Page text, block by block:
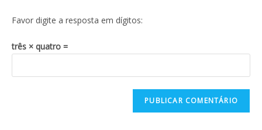
Favor digite a resposta em dígitos:
três × quatro =